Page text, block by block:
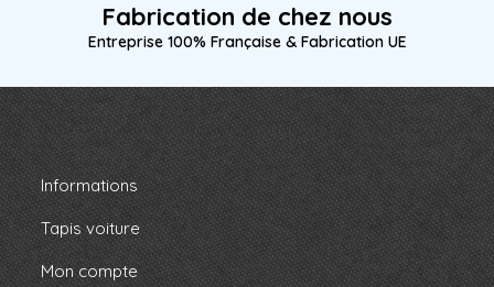
Fabrication de chez nous
Entreprise 100% Française & Fabrication UE
Informations
Tapis voiture
Mon compte